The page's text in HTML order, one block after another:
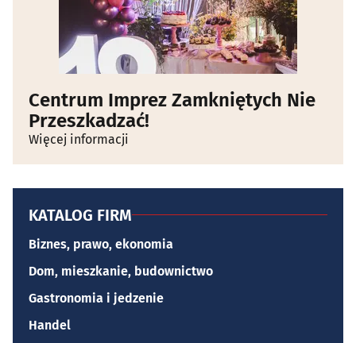
Centrum Imprez Zamkniętych Nie
Przeszkadzać!
Więcej informacji
KATALOG FIRM
Biznes, prawo, ekonomia
Dom, mieszkanie, budownictwo
Gastronomia i jedzenie
Handel